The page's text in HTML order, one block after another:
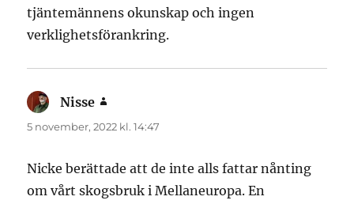
tjäntemännens okunskap och ingen
verklighetsförankring.
Nisse
5 november, 2022 kl. 14:47
Nicke berättade att de inte alls fattar nånting
om vårt skogsbruk i Mellaneuropa. En